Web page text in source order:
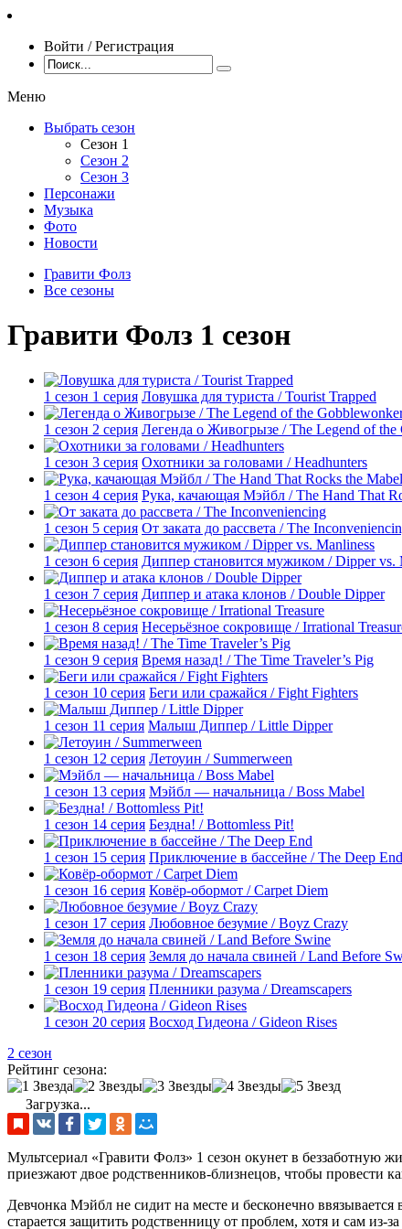
Войти / Регистрация
Меню
Выбрать сезон
Сезон 1
Сезон 2
Сезон 3
Персонажи
Музыка
Фото
Новости
Гравити Фолз
Все сезоны
Гравити Фолз 1 сезон
1 сезон 1 серия Ловушка для туриста / Tourist Trapped
1 сезон 2 серия Легенда о Живогрызе / The Legend of the
1 сезон 3 серия Охотники за головами / Headhunters
1 сезон 4 серия Рука, качающая Мэйбл / The Hand That
1 сезон 5 серия От заката до рассвета / The
1 сезон 6 серия Диппер становится мужиком / Dipper vs.
1 сезон 7 серия Диппер и атака клонов / Double Dipper
1 сезон 8 серия Несерьёзное сокровище / Irrational
1 сезон 9 серия Время назад! / The Time Traveler’s Pig
1 сезон 10 серия Беги или сражайся / Fight Fighters
1 сезон 11 серия Малыш Диппер / Little Dipper
1 сезон 12 серия Летоуин / Summerween
1 сезон 13 серия Мэйбл — начальница / Boss Mabel
1 сезон 14 серия Бездна! / Bottomless Pit!
1 сезон 15 серия Приключение в бассейне / The Deep End
1 сезон 16 серия Ковёр-обормот / Carpet Diem
1 сезон 17 серия Любовное безумие / Boyz Crazy
1 сезон 18 серия Земля до начала свиней / Land Before
1 сезон 19 серия Пленники разума / Dreamscapers
1 сезон 20 серия Восход Гидеона / Gideon Rises
2 сезон
Рейтинг сезона:
Загрузка...
Мультсериал «Гравити Фолз» 1 сезон окунет в
приезжают двое родственников-близнецов, чтобы
Девчонка Мэйбл не сидит на месте и бесконечно
старается защитить родственницу от проблем, хотя и сам